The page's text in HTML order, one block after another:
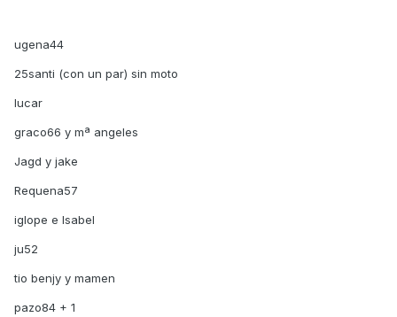
ugena44
25santi (con un par) sin moto
lucar
graco66 y mª angeles
Jagd y jake
Requena57
iglope e Isabel
ju52
tio benjy y mamen
pazo84 + 1